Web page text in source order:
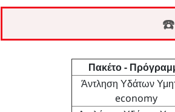
Πακέτο -
Άντληση Υδάτων
economy